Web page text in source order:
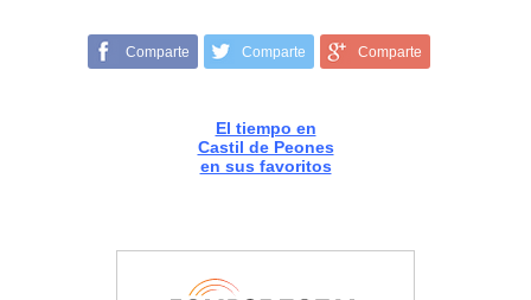
Comparte Comparte Comparte
El tiempo en
Castil de Peones
en sus favoritos